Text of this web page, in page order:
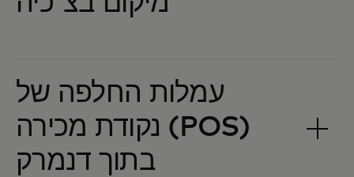
עמלות החלפה של
נקודת מכירה (POS)
בתוך דנמרק‎‎